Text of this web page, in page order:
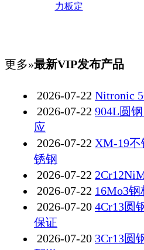
力板定
更多»最新VIP发布产品
2026-07-22 Nitronic
2026-07-22 904L圆
应
2026-07-22 XM-19
锈钢
2026-07-22
2026-07-22 16Mo3
2026-07-20 4Cr13圆
保证
2026-07-20 3Cr13圆